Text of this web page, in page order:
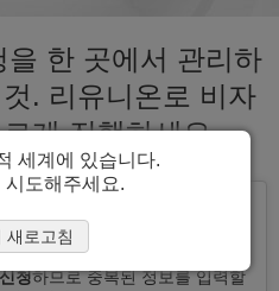
한 곳에서 관리하
. 리유니온로 비자
게 진행하세요
청하므로 중복된 정보를 입력할
세계에 있습니다.
시도해주세요.
새로고침